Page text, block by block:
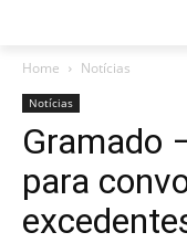
Home Notícias
Notícias
Gramado
para